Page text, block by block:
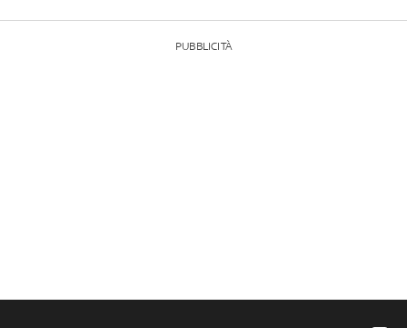
PUBBLICITÀ